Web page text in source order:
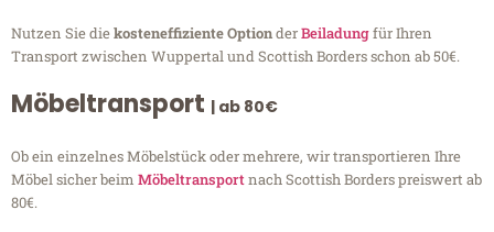
Nutzen Sie diekosteneffiziente OptionderBeiladungfür Ihren
Transport zwischen Wuppertal und Scottish Borders schon ab 50€.
Möbeltransport | ab 80€
Ob ein einzelnes Möbelstück oder mehrere, wir transportieren Ihre
Möbel sicher beim Möbeltransportnach Scottish Borders preiswert ab
80€.